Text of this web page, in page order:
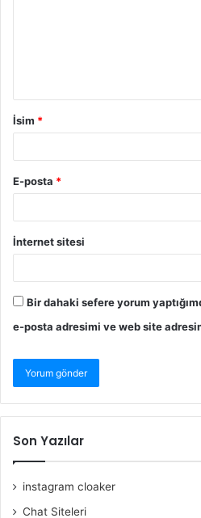
İsim *
E-posta *
İnternet sitesi
Bir dahaki sefere yorum
e-posta adresimi ve web site
Son Yazılar
instagram cloaker
Chat Siteleri